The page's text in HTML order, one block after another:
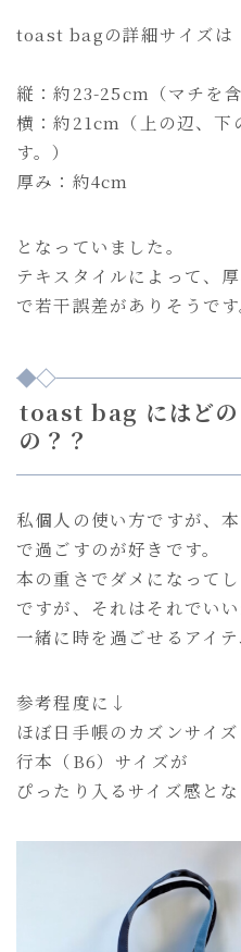
toast bagの詳細サイズは
縦：約23-25cm（マチを
横：約21cm（上の辺、下
す。）
厚み：約4cm
となっていました。
テキスタイルによって、
で若干誤差がありそうです
toast bag にはどの
の？？
私個人の使い方ですが、
で過ごすのが好きです。
本の重さでダメになって
ですが、それはそれでいい
一緒に時を過ごせるアイ
参考程度に↓
ほぼ日手帳のカズンサイ
行本（B6）サイズが
ぴったり入るサイズ感とな